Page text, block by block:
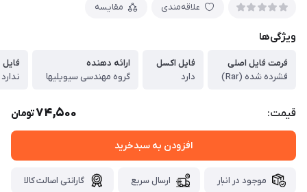
علاقه‌مندی مقایسه
ویژگی‌ها
فرمت فایل اصلی
فشرده شده (Rar)
فایل اکسل
دارد
ارائه دهنده
گروه مهندسی سیویلیها
فایل Word
ندارد
قیمت: 74,500تومان
افزودن به سبدخرید
موجود در انبار ارسال سریع گارانتی اصالت کالا